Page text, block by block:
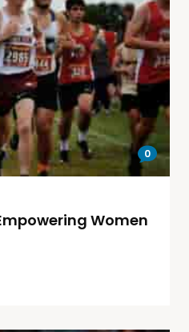
0
Women